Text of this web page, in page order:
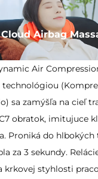
Air
sa zamýšľa na cieľ
obratok, imitujuce
Proniká do hlbokých
za 3 sekundy.
krkovej styhlosti
Airbag